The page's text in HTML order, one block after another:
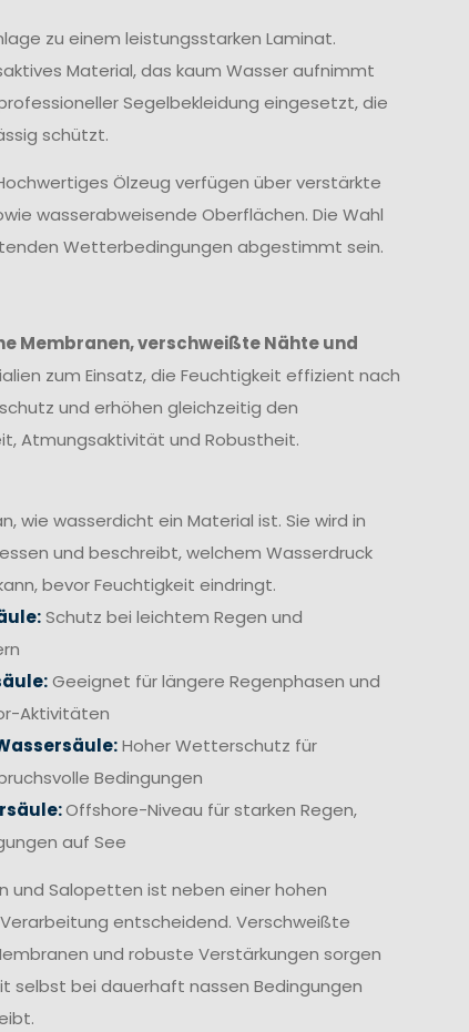
zu einem leistungsstarken Laminat.
Material, das kaum Wasser aufnimmt
Segelbekleidung eingesetzt, die
schützt.
Ölzeug verfügen über verstärkte
wasserabweisende Oberflächen. Die Wahl
Wetterbedingungen abgestimmt sein.
Membranen, verschweißte Nähte und
zum Einsatz, die Feuchtigkeit effizient nach
und erhöhen gleichzeitig den
Atmungsaktivität und Robustheit.
wie wasserdicht ein Material ist. Sie wird in
und beschreibt, welchem Wasserdruck
bevor Feuchtigkeit eindringt.
Schutz bei leichtem Regen und
Geeignet für längere Regenphasen und
Aktivitäten
Hoher Wetterschutz für
Bedingungen
Offshore-Niveau für starken Regen,
auf See
und Salopetten ist neben einer hohen
entscheidend. Verschweißte
und robuste Verstärkungen sorgen
selbst bei dauerhaft nassen Bedingungen